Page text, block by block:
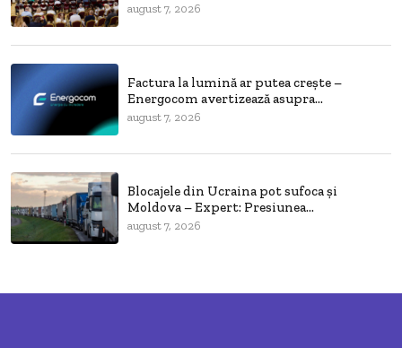
august 7, 2026
Factura la lumină ar putea crește –
Energocom avertizează asupra...
august 7, 2026
Blocajele din Ucraina pot sufoca și
Moldova – Expert: Presiunea...
august 7, 2026